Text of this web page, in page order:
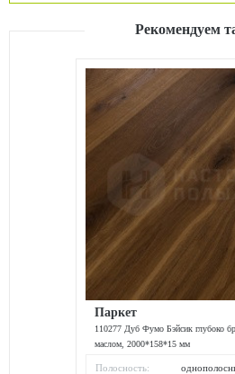
Рекомендуем
Паркет
110277 Дуб Фумо Бэйсик глубоко
маслом, 2000*158*15 мм
Полосность: